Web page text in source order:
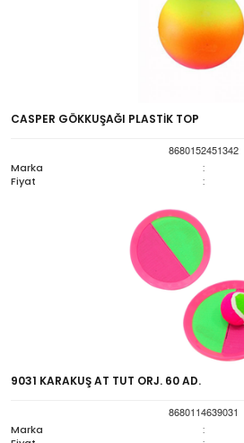
CASPER GÖKKUŞAĞI PLASTİK TOP
8680152451342
Marka
:
Fiyat :
9031 KARAKUŞ AT TUT ORJ. 60 AD.
8680114639031
Marka
: